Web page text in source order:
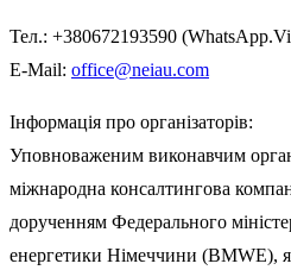
Тел.: +380672193590 (
E-Mail: office@neiau.com
Інформація про організаторів:
Уповноваженим виконавчим
міжнародна консалтингова
дорученням Федерального
енергетики Німеччини (BMWE),